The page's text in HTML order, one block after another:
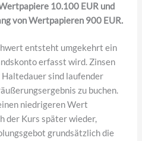
10.100 EUR und
von Wertpapieren 900 EUR.
entsteht umgekehrt ein
erfasst wird. Zinsen
sind laufender
zu buchen.
niedrigeren Wert
der Kurs später wieder,
grundsätzlich die